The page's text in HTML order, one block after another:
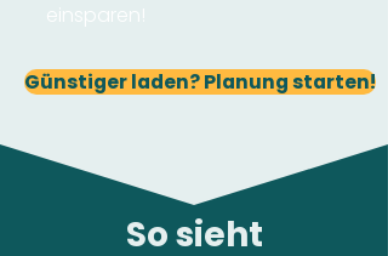
einsparen!
Günstiger laden? Planung starten!
So sieht